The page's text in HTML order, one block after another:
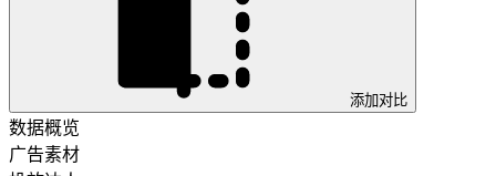
添加对比
数据概览
广告素材